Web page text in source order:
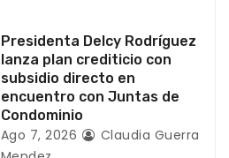
Presidenta Delcy Rodríguez
lanza plan crediticio con
subsidio directo en
encuentro con Juntas de
Condominio
Ago 7, 2026
Claudia Guerra